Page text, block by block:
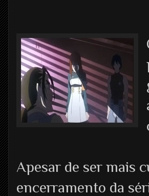
Apesar de ser mais
encerramento da